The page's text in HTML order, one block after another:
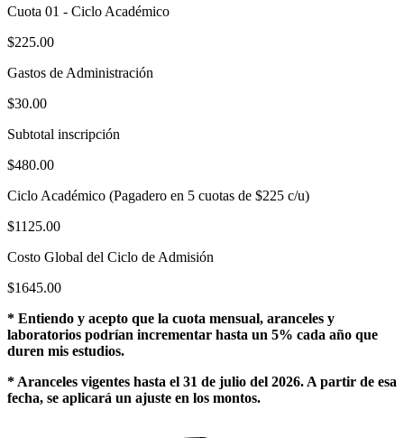
Cuota 01 - Ciclo Académico
$225.00
Gastos de Administración
$30.00
Subtotal inscripción
$480.00
Ciclo Académico (Pagadero en 5 cuotas de $225 c/u)
$1125.00
Costo Global del Ciclo de Admisión
$1645.00
* Entiendo y acepto que la cuota mensual, aranceles y
laboratorios podrían incrementar hasta un 5% cada año que
duren mis estudios.
* Aranceles vigentes hasta el 31 de julio del 2026. A partir de esa
fecha, se aplicará un ajuste en los montos.